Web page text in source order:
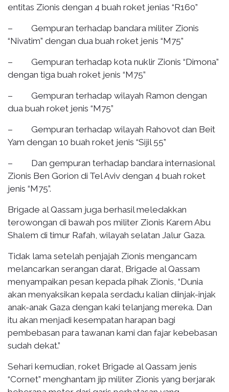
entitas Zionis dengan 4 buah roket jenias “R160”
– Gempuran terhadap bandara militer Zionis
“Nivatim” dengan dua buah roket jenis “M75”
– Gempuran terhadap kota nuklir Zionis “Dimona”
dengan tiga buah roket jenis “M75”
– Gempuran terhadap wilayah Ramon dengan
dua buah roket jenis “M75”
– Gempuran terhadap wilayah Rahovot dan Beit
Yam dengan 10 buah roket jenis “Sijil 55”
– Dan gempuran terhadap bandara internasional
Zionis Ben Gorion di Tel Aviv dengan 4 buah roket
jenis “M75”.
Brigade al Qassam juga berhasil meledakkan
terowongan di bawah pos militer Zionis Karem Abu
Shalem di timur Rafah, wilayah selatan Jalur Gaza.
Tidak lama setelah penjajah Zionis mengancam
melancarkan serangan darat, Brigade al Qassam
menyampaikan pesan kepada pihak Zionis, “Dunia
akan menyaksikan kepala serdadu kalian diinjak-injak
anak-anak Gaza dengan kaki telanjang mereka. Dan
itu akan menjadi kesempatan harapan bagi
pembebasan para tawanan kami dan fajar kebebasan
sudah dekat.”
Sehari kemudian, roket Brigade al Qassam jenis
“Cornet” menghantam jip militer Zionis yang berjarak